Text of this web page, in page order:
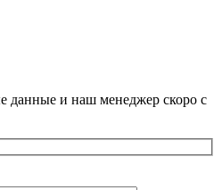
данные и наш менеджер скоро с